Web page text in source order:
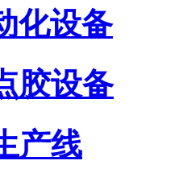
化设备
胶设备
产线